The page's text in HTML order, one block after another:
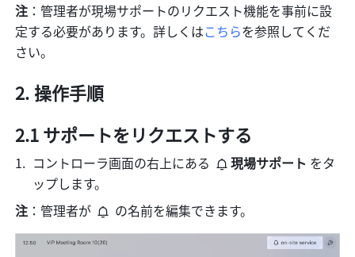
注 ：管理者が現場サポートのリクエスト機能を事前に設
定する必要があります。詳しくはこちらを参照してくだ
さい。
操作手順
2.1 サポートをリクエストする
コントローラ画面の右上にある 現場サポート をタ
ップします。
注 ：管理者が の名前を編集できます。